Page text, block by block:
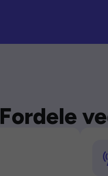
Fordele